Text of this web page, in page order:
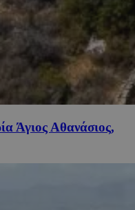
Άγιος Αθανάσιος,